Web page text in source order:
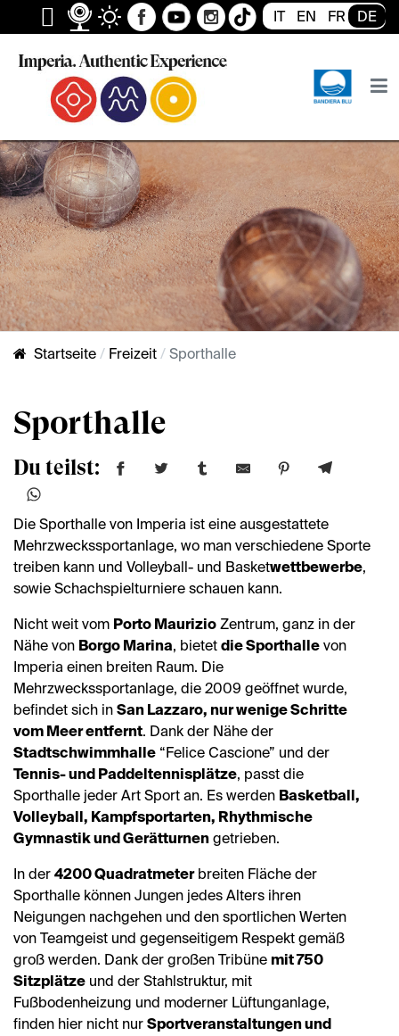
IT EN FR DE
Startseite Freizeit Sporthalle
Sporthalle
Du teilst:
Die Sporthalle von Imperia ist eine ausgestattete
Mehrzweckssportanlage, wo man verschiedene Sporte
treiben kann und Volleyball- und Basketwettbewerbe,
sowie Schachspielturniere schauen kann.
Nicht weit vom Porto Maurizio Zentrum, ganz in der
Nähe von Borgo Marina, bietet die Sporthalle von
Imperia einen breiten Raum. Die
Mehrzweckssportanlage, die 2009 geöffnet wurde,
befindet sich in San Lazzaro, nur wenige Schritte
vom Meer entfernt. Dank der Nähe der
Stadtschwimmhalle “Felice Cascione” und der
Tennis- und Paddeltennisplätze, passt die
Sporthalle jeder Art Sport an. Es werden Basketball,
Volleyball, Kampfsportarten, Rhythmische
Gymnastik und Gerätturnen getrieben.
In der 4200 Quadratmeterbreiten Fläche der
Sporthalle können Jungen jedes Alters ihren
Neigungen nachgehen und den sportlichen Werten
von Teamgeist und gegenseitigem Respekt gemäß
groß werden. Dank der großen Tribüne mit 750
Sitzplätze und der Stahlstruktur, mit
Fußbodenheizung und moderner Lüftunganlage,
finden hier nicht nur Sportveranstaltungen und